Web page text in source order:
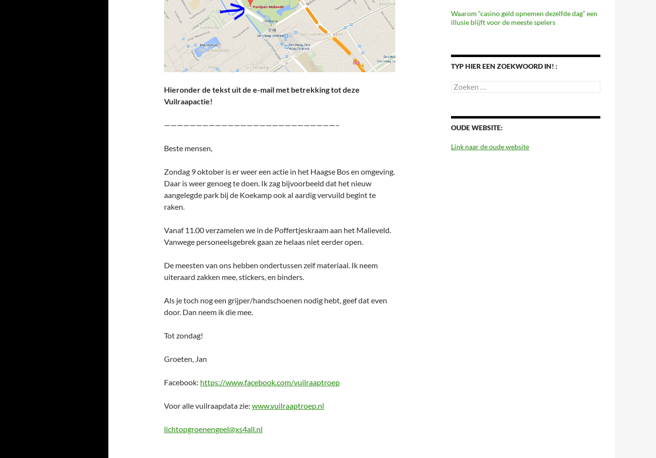
Hieronder de tekst uit de e-mail met betrekking tot deze
Vuilraapactie!
———————————————————————————–
Beste mensen,
Zondag 9 oktober is er weer een actie in het Haagse Bos en omgeving.
Daar is weer genoeg te doen. Ik zag bijvoorbeeld dat het nieuw
aangelegde park bij de Koekamp ook al aardig vervuild begint te
raken.
Vanaf 11.00 verzamelen we in de Poffertjeskraam aan het Malieveld.
Vanwege personeelsgebrek gaan ze helaas niet eerder open.
De meesten van ons hebben ondertussen zelf materiaal. Ik neem
uiteraard zakken mee, stickers, en binders.
Als je toch nog een grijper/handschoenen nodig hebt, geef dat even
door. Dan neem ik die mee.
Tot zondag!
Groeten, Jan
Facebook: https://www.facebook.com/vuilraaptroep
Voor alle vuilraapdata zie: www.vuilraaptroep.nl
lichtopgroenengeel@xs4all.nl
Waarom “casino geld opnemen dezelfde dag” een
illusie blijft voor de meeste spelers
TYP HIER EEN ZOEKWOORD IN! :
Zoeken
naar:
OUDE WEBSITE:
Link naar de oude website